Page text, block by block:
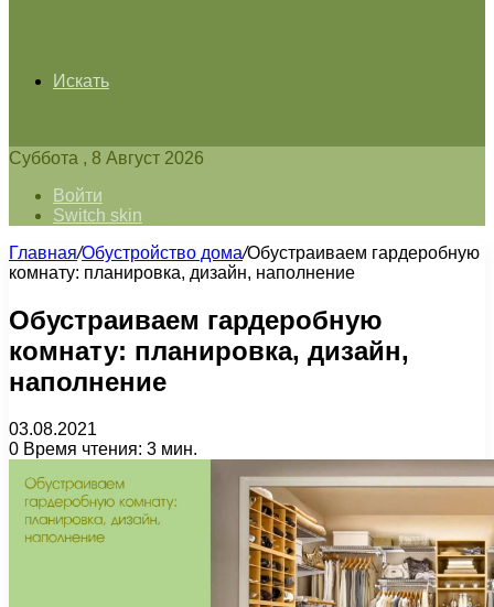
Искать
Суббота , 8 Август 2026
Войти
Switch skin
Главная/Обустройство дома/Обустраиваем гардеробную
комнату: планировка, дизайн, наполнение
Обустраиваем гардеробную
комнату: планировка, дизайн,
наполнение
03.08.2021
0 Время чтения: 3 мин.